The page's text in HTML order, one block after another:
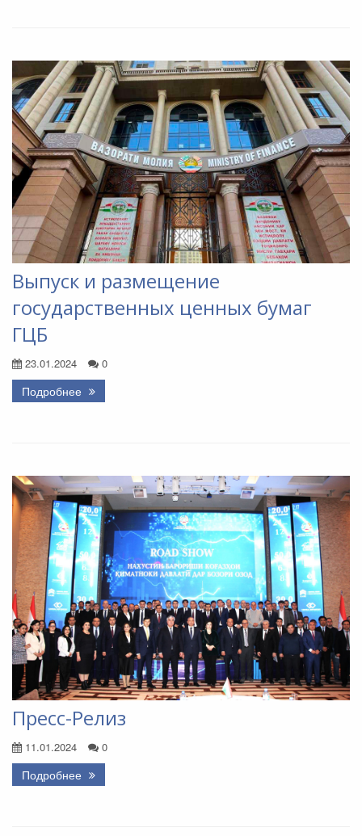
Выпуск и размещение
государственных ценных бумаг
ГЦБ
23.01.2024 0
Подробнее
Пресс-Релиз
11.01.2024 0
Подробнее